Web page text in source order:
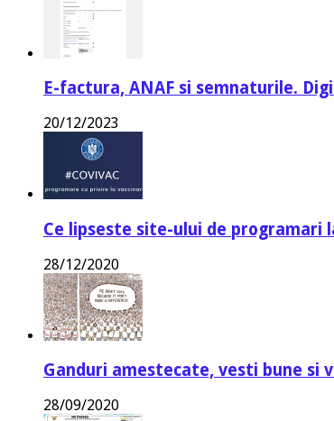
E-factura, ANAF si semnaturile.
20/12/2023
Ce lipseste site-ului de programari
28/12/2020
Ganduri amestecate, vesti bune si
28/09/2020